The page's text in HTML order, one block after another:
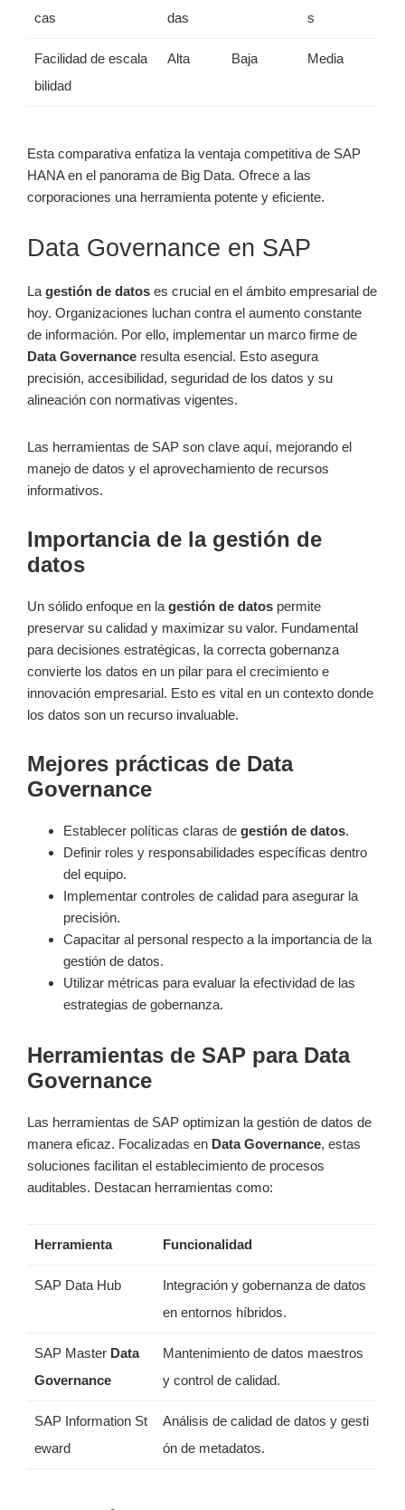
cas
das
s
Facilidad de escala
bilidad
Alta Baja Media
Esta comparativa enfatiza la ventaja competitiva de SAP
HANA en el panorama de Big Data. Ofrece a las
corporaciones una herramienta potente y eficiente.
Data Governance en SAP
La gestión de datos es crucial en el ámbito empresarial de
hoy. Organizaciones luchan contra el aumento constante
de información. Por ello, implementar un marco firme de
Data Governance resulta esencial. Esto asegura
precisión, accesibilidad, seguridad de los datos y su
alineación con normativas vigentes.
Las herramientas de SAP son clave aquí, mejorando el
manejo de datos y el aprovechamiento de recursos
informativos.
Importancia de la gestión de
datos
Un sólido enfoque en la gestión de datos permite
preservar su calidad y maximizar su valor. Fundamental
para decisiones estratégicas, la correcta gobernanza
convierte los datos en un pilar para el crecimiento e
innovación empresarial. Esto es vital en un contexto donde
los datos son un recurso invaluable.
Mejores prácticas de Data
Governance
Establecer políticas claras de gestión de datos.
Definir roles y responsabilidades específicas dentro
del equipo.
Implementar controles de calidad para asegurar la
precisión.
Capacitar al personal respecto a la importancia de la
gestión de datos.
Utilizar métricas para evaluar la efectividad de las
estrategias de gobernanza.
Herramientas de SAP para Data
Governance
Las herramientas de SAP optimizan la gestión de datos de
manera eficaz. Focalizadas en Data Governance, estas
soluciones facilitan el establecimiento de procesos
auditables. Destacan herramientas como:
Herramienta Funcionalidad
SAP Data Hub
Integración y gobernanza de datos
en entornos híbridos.
SAP Master Data
Governance
Mantenimiento de datos maestros
y control de calidad.
SAP Information St
eward
Análisis de calidad de datos y gesti
ón de metadatos.